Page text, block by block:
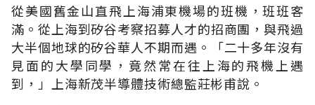
從美國舊金山直飛上海浦東機場的班機，班班客
滿。從上海到矽谷考察招募人才的招商團，與飛過
大半個地球的矽谷華人不期而遇。「二十多年沒有
見面的大學同學，竟然常在往上海的飛機上遇
到，」上海新茂半導體技術總監莊彬甫說。